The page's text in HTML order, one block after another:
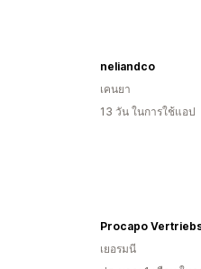
neliandco
เคนยา
13 วัน ในการใช้แอป
เยอรมนี